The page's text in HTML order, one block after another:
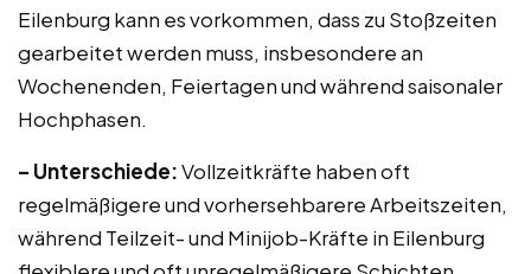
Eilenburg kann es vorkommen, dass zu Stoßzeiten
gearbeitet werden muss, insbesondere an
Wochenenden, Feiertagen und während saisonaler
Hochphasen.
– Unterschiede:Vollzeitkräfte haben oft
regelmäßigere und vorhersehbarere Arbeitszeiten,
während Teilzeit- und Minijob-Kräfte in Eilenburg